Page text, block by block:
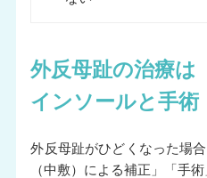
外反母趾の治療は
インソールと手術
外反母趾がひどくなった場
（中敷）による補正」「手術